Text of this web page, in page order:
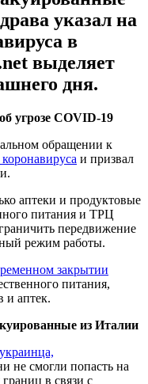
указал на
в
выделяет
дня.
угрозе COVID-19
обращении к
и призвал
аптеки и продуктовые
питания и ТРЦ
передвижение
режим работы.
закрытии
питания,
и аптек.
из Италии
не смогли попасть на
в связи с